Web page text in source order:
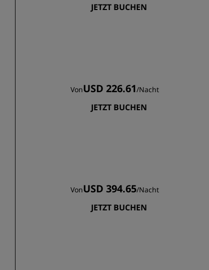
JETZT BUCHEN
VonUSD 226.61/Nacht
JETZT BUCHEN
VonUSD 394.65/Nacht
JETZT BUCHEN